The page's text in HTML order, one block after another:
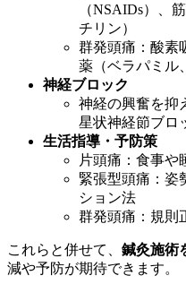
（NSAIDs）、
チリン）
群発頭痛：酸素
薬（ベラパミル
神経ブロック
神経の興奮を抑
星状神経節ブロ
生活指導・予防策
片頭痛：食事や
緊張型頭痛：姿
ション法
群発頭痛：規則
これらと併せて、 鍼灸施術
減や予防が期待できます。